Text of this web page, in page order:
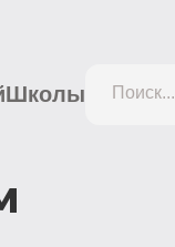
Школы Поиск...